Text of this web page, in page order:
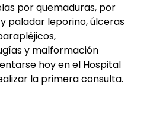
por quemaduras, por
paladar leporino, úlceras
y malformación
hoy en el Hospital
la primera consulta.